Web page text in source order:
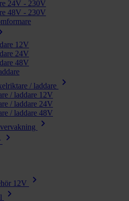
24V - 230V
48V - 230V
12V
24V
48V
/ laddare
chevron_right
/ laddare 12V
/ laddare 24V
/ laddare 48V
chevron_right
chevron_right
12V chevron_right
chevron_right